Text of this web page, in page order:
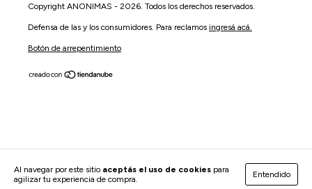
Al navegar por este sitio aceptás el uso de cookies para
agilizar tu experiencia de compra.
Entendido
Copyright ANONIMAS - 2026. Todos los derechos reservados.
Defensa de las y los consumidores. Para reclamos ingresá acá.
Botón de arrepentimiento